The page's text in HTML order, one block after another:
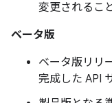
変更されるこ
ベータ版
ベータ版リリ
完成した API